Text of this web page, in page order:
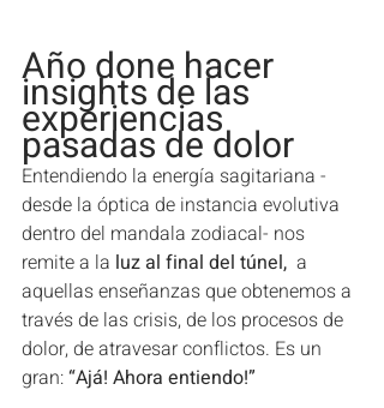
Año done hacer
insights de las
experiencias
pasadas de dolor
Entendiendo la energía sagitariana -
desde la óptica de instancia evolutiva
dentro del mandala zodiacal- nos
remite a la luz al final del túnel, a
aquellas enseñanzas que obtenemos a
través de las crisis, de los procesos de
dolor, de atravesar conflictos. Es un
gran: “Ajá! Ahora entiendo!”